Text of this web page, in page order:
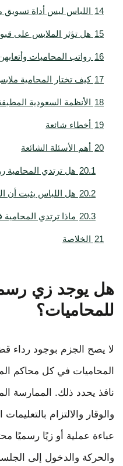
14 اللباس ليس أداة
15 هل تؤثر الملابس على
16 رواتب المحاميات
17 كيف تختار المحامية
18 الأنظمة السعودية
19 أخطاء شائعة
20 أهم الأسئلة الشائعة
20.1 هل ترتدي المحامية
20.2 هل اللباس يثبت أن
20.3 ماذا ترتدي
21 الخلاصة
هل يوجد زي
للمحاميات؟
لا يصح الجزم بوجود رداء
المحاميات في كل محاكم
نافذ يحدد ذلك. الممارسة
والوقار والالتزام
عباءة عملية أو زيًا رسميًا
والحركة والدخول إلى